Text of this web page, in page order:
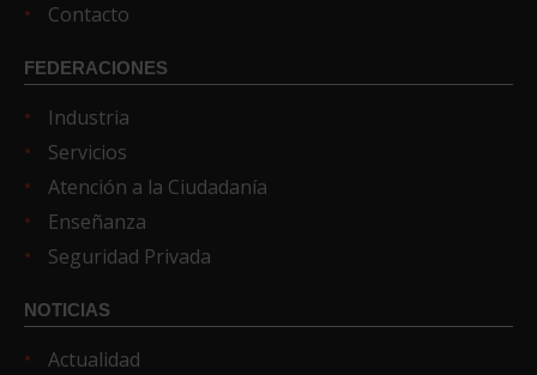
Contacto
FEDERACIONES
Industria
Servicios
Atención a la Ciudadanía
Enseñanza
Seguridad Privada
NOTICIAS
Actualidad